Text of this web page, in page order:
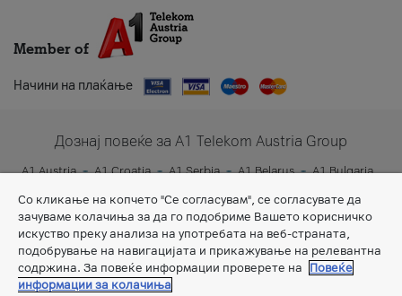
Member of
Начини на плаќање
Дознај повеќе за A1 Telekom Austria Group
A1 Austria A1 Croatia A1 Serbia A1 Belarus
A1 Bulgaria
A1 Slovenia
A1 Digital
Со кликање на копчето "Се согласувам", се согласувате да
зачуваме колачиња за да го подобриме Вашето корисничко
искуство преку анализа на употребата на веб-страната,
подобрување на навигацијата и прикажување на релевантна
содржина. За повеќе информации проверете на
Повеќе
информации за колачиња